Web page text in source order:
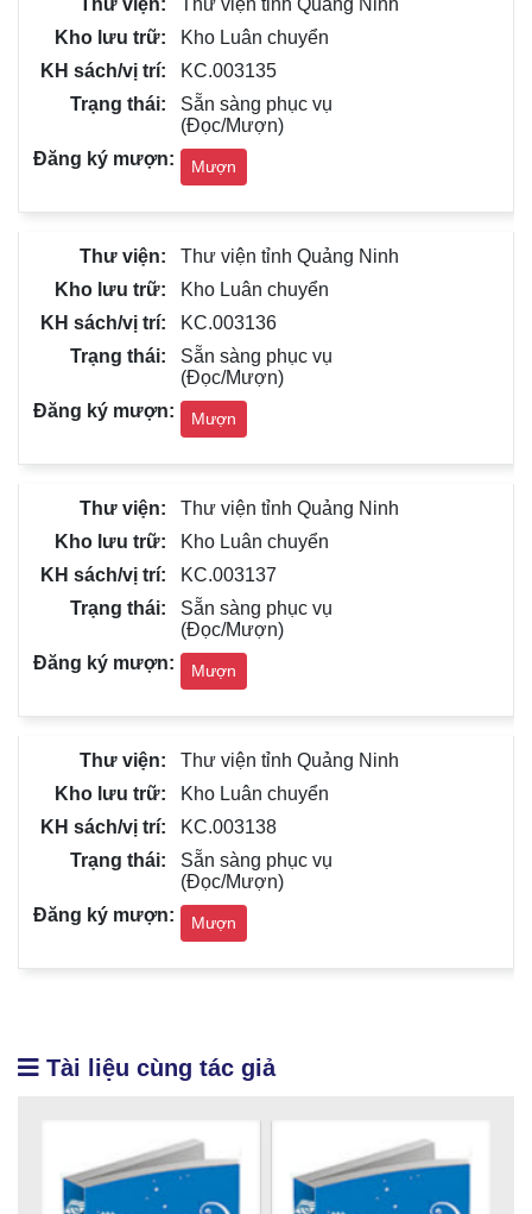
Kho Luân chuyển
KC.003135
Sẵn sàng phục vụ
(Đọc/Mượn)
Mượn
Thư viện tỉnh Quảng Ninh
Kho Luân chuyển
KC.003136
Sẵn sàng phục vụ
(Đọc/Mượn)
Mượn
Thư viện tỉnh Quảng Ninh
Kho Luân chuyển
KC.003137
Sẵn sàng phục vụ
(Đọc/Mượn)
Mượn
Thư viện tỉnh Quảng Ninh
Kho Luân chuyển
KC.003138
Sẵn sàng phục vụ
(Đọc/Mượn)
Mượn
Tài liệu cùng tác giả